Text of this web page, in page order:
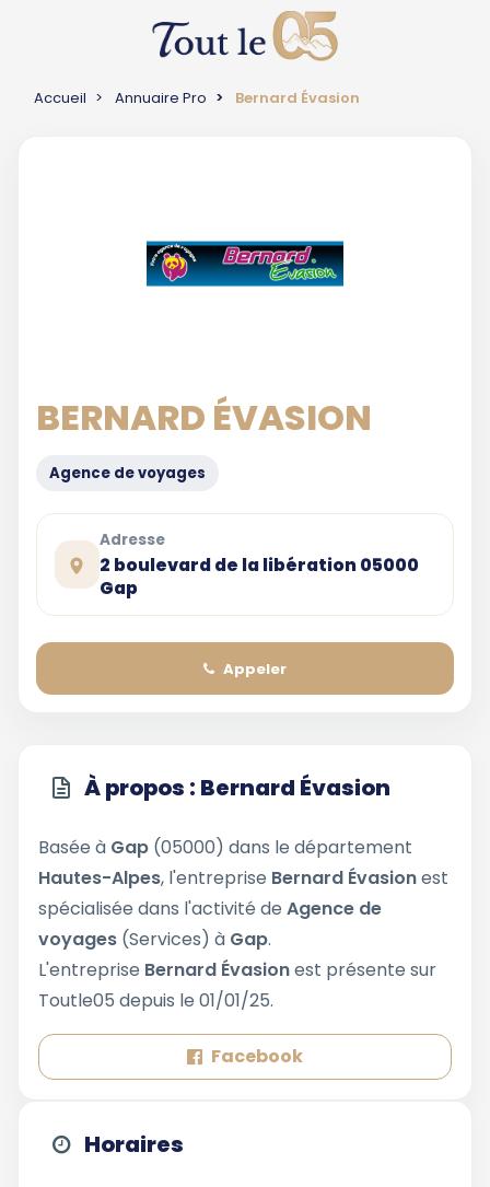
Accueil Annuaire Pro Bernard Évasion
BERNARD ÉVASION
Agence de voyages
Adresse
2 boulevard de la libération 05000
Gap
Appeler
À propos : Bernard Évasion
Basée à Gap (05000) dans le département
Hautes-Alpes, l'entreprise Bernard Évasionest
spécialisée dans l'activité de Agence de
voyages (Services) à Gap.
L'entreprise Bernard Évasionest présente sur
Toutle05 depuis le 01/01/25.
Facebook
Horaires